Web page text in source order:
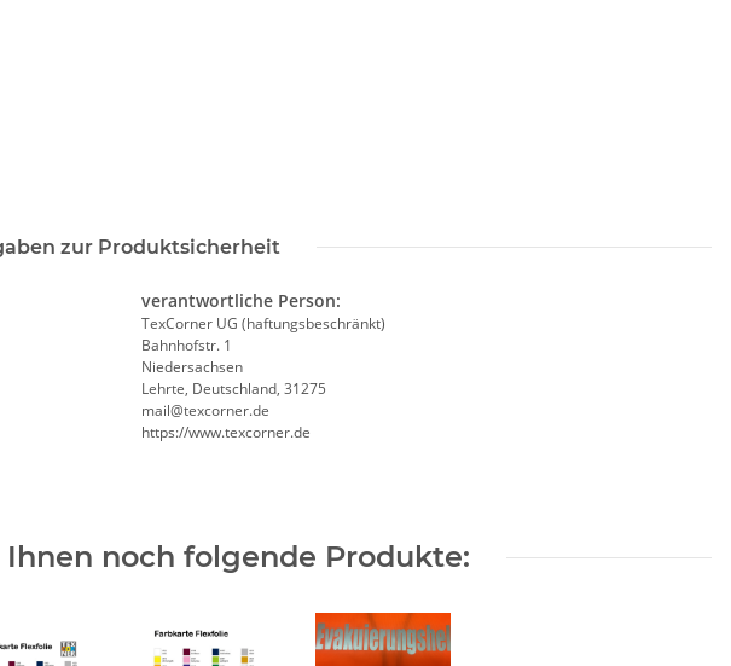
zur Produktsicherheit
verantwortliche Person:
TexCorner UG (haftungsbeschränkt)
Bahnhofstr. 1
Niedersachsen
Lehrte, Deutschland, 31275
mail@texcorner.de
https://www.texcorner.de
noch folgende Produkte: